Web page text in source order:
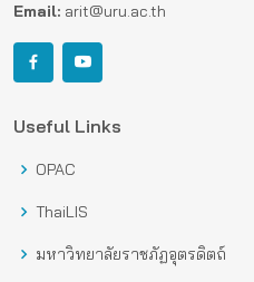
Email: arit@uru.ac.th
Useful Links
OPAC
ThaiLIS
มหาวิทยาลัยราชภัฏอุตรดิตถ์